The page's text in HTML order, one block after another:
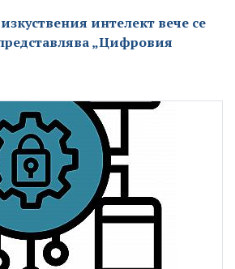
интелект вече се
„Цифровия